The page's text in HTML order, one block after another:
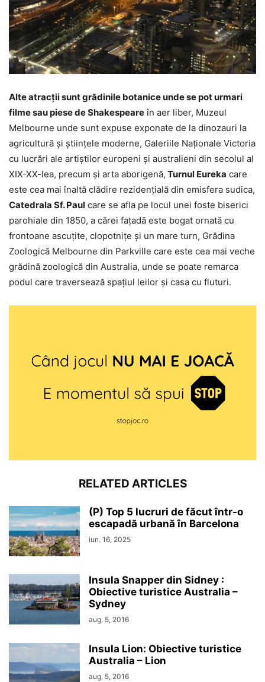
Alte atracții sunt grădinile botanice unde se pot urmari
filme sau piese de Shakespeareîn aer liber, Muzeul
Melbourne unde sunt expuse exponate de la dinozauri la
agricultură și științele moderne, Galeriile Naționale Victoria
cu lucrări ale artiștilor europeni și australieni din secolul al
XIX-XX-lea, precum și arta aborigenă, Turnul Eureka care
este cea mai înaltă clădire rezidențială din emisfera sudica,
Catedrala Sf. Paul care se afla pe locul unei foste biserici
parohiale din 1850, a cărei fațadă este bogat ornată cu
frontoane ascuțite, clopotnițe și un mare turn, Grădina
Zoologică Melbourne din Parkville care este cea mai veche
grădină zoologică din Australia, unde se poate remarca
podul care traversează spațiul leilor și casa cu fluturi.
RELATED ARTICLES
(P) Top 5 lucruri de făcut într-o
escapadă urbană în Barcelona
iun. 16, 2025
Insula Snapper din Sidney :
Obiective turistice Australia –
Sydney
aug. 5, 2016
Insula Lion: Obiective turistice
Australia – Lion
aug. 5, 2016